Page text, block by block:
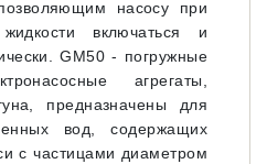
насосу при
включаться и
GM50 - погружные
агрегаты,
предназначены для
вод, содержащих
с частицами диаметром